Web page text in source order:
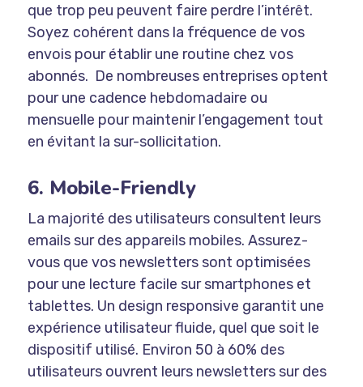
que trop peu peuvent faire perdre l’intérêt.
Soyez cohérent dans la fréquence de vos
envois pour établir une routine chez vos
abonnés. De nombreuses entreprises optent
pour une cadence hebdomadaire ou
mensuelle pour maintenir l’engagement tout
en évitant la sur-sollicitation.
6. Mobile-Friendly
La majorité des utilisateurs consultent leurs
emails sur des appareils mobiles. Assurez-
vous que vos newsletters sont optimisées
pour une lecture facile sur smartphones et
tablettes. Un design responsive garantit une
expérience utilisateur fluide, quel que soit le
dispositif utilisé. Environ 50 à 60% des
utilisateurs ouvrent leurs newsletters sur des